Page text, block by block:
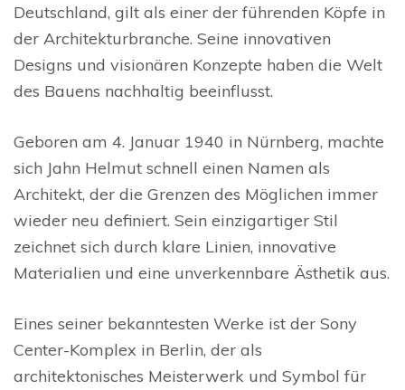
Deutschland, gilt als einer der führenden Köpfe in
der Architekturbranche. Seine innovativen
Designs und visionären Konzepte haben die Welt
des Bauens nachhaltig beeinflusst.
Geboren am 4. Januar 1940 in Nürnberg, machte
sich Jahn Helmut schnell einen Namen als
Architekt, der die Grenzen des Möglichen immer
wieder neu definiert. Sein einzigartiger Stil
zeichnet sich durch klare Linien, innovative
Materialien und eine unverkennbare Ästhetik aus.
Eines seiner bekanntesten Werke ist der Sony
Center-Komplex in Berlin, der als
architektonisches Meisterwerk und Symbol für